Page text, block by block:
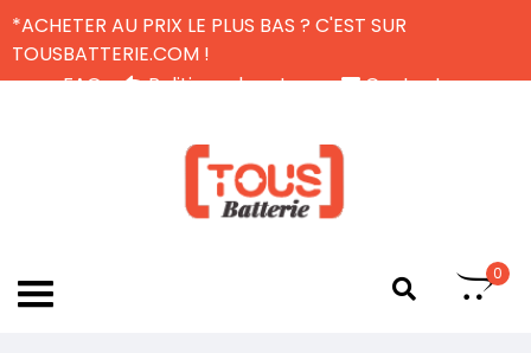
*ACHETER AU PRIX LE PLUS BAS ? C'EST SUR
TOUSBATTERIE.COM !
FAQ
Politique de retour
Contactez-nous
0